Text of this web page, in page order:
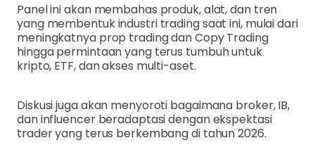
Panel ini akan membahas produk, alat, dan tren
yang membentuk industri trading saat ini, mulai dari
meningkatnya prop trading dan Copy Trading
hingga permintaan yang terus tumbuh untuk
kripto, ETF, dan akses multi-aset.
Diskusi juga akan menyoroti bagaimana broker, IB,
dan influencer beradaptasi dengan ekspektasi
trader yang terus berkembang di tahun 2026.